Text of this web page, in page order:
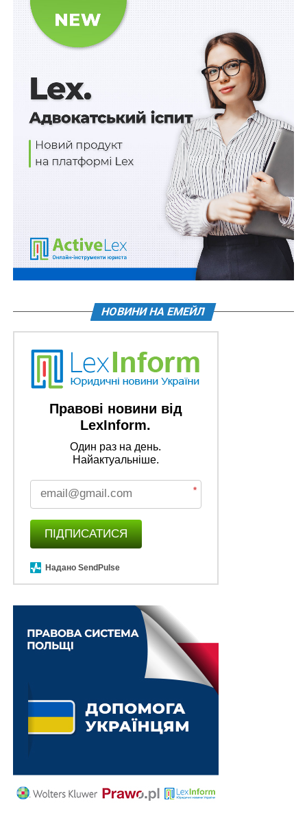
НОВИНИ НА ЕМЕЙЛ
Правові новини від
LexInform.
Один раз на день.
Найактуальніше.
*
ПІДПИСАТИСЯ
Надано SendPulse